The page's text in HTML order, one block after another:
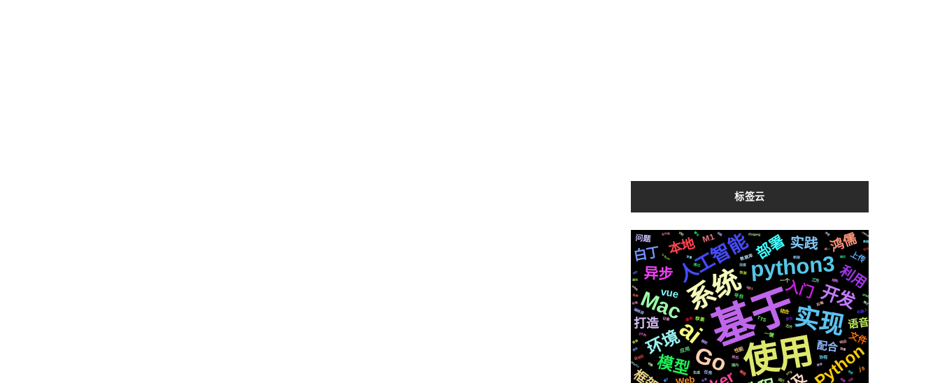
标签云
基于
使用
系统
ai 实现
Go
python3
Mac
人工智能
开发
Python
环境
模型
部署
异步
入门 利用
实践
本地
白丁
鸿儒
打造
配合
语音
vue
文件
M1
上传
问题
js
TTS
平台
一键
结合
苹果
性能
一个
应用
api
三方
数据库
任务
协程
原生
芯片
前后
检测
编辑器
基础
2020
微软
国内
后端
机器人
深度
记录
编程
通过
新版
svg
生成
结构
运行
自动化
响应
ffmpeg
变量
推荐
场景
阻塞
镜像
Apple
各种
存储
Silicon
遇到
统一
github
切换
动画
爬虫
属于
情况
聊天
合成
https
MacOs
支付宝
简历
快速
识别
可用
声音
社交
数据
centos